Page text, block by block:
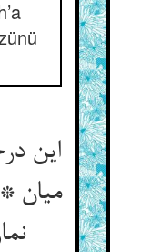
این
میان